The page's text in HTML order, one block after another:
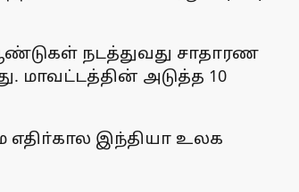
நடத்துவது சாதாரண
மாவட்டத்தின் அடுத்த 10
எதிா்கால இந்தியா உலக